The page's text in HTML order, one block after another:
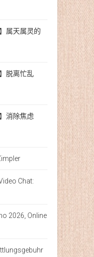
属天属灵的
脱离忙乱
消除焦虑
Chat:
2026, Online